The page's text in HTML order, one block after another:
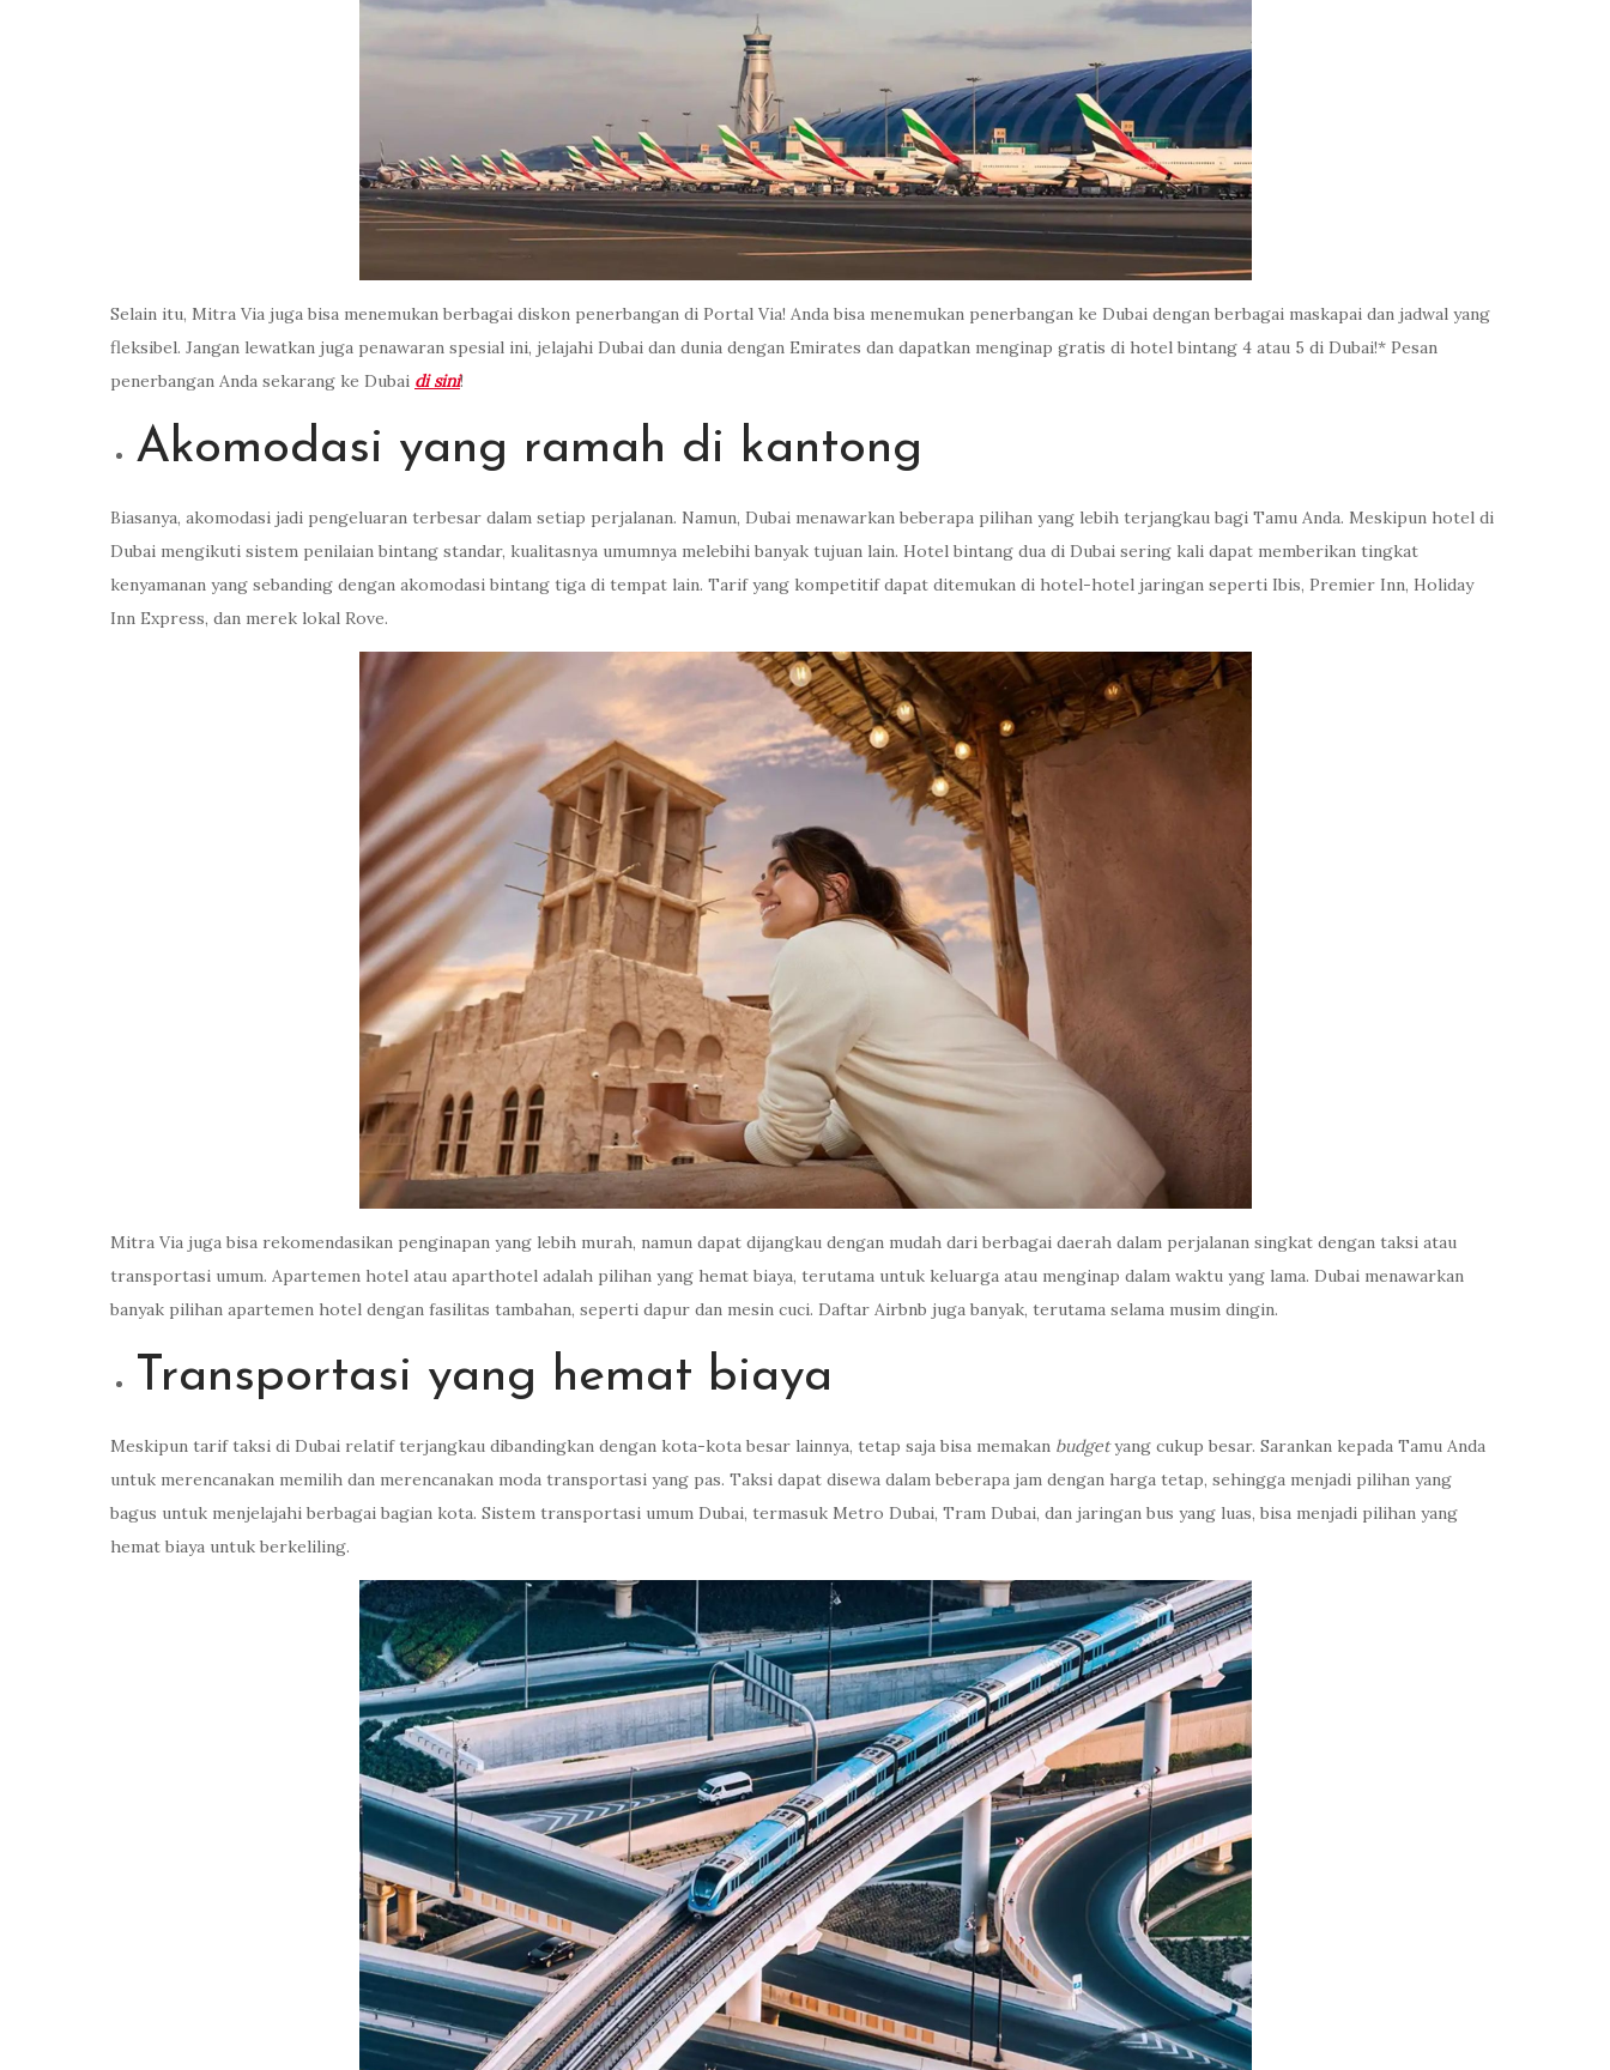
Selain itu, Mitra Via juga bisa menemukan berbagai diskon penerbangan di Portal Via! Anda bisa menemukan penerbangan ke Dubai dengan berbagai maskapai dan jadwal yang
fleksibel. Jangan lewatkan juga penawaran spesial ini, jelajahi Dubai dan dunia dengan Emirates dan dapatkan menginap gratis di hotel bintang 4 atau 5 di Dubai!* Pesan
penerbangan Anda sekarang ke Dubai di sini!
Akomodasi yang ramah di kantong
Biasanya, akomodasi jadi pengeluaran terbesar dalam setiap perjalanan. Namun, Dubai menawarkan beberapa pilihan yang lebih terjangkau bagi Tamu Anda. Meskipun hotel di
Dubai mengikuti sistem penilaian bintang standar, kualitasnya umumnya melebihi banyak tujuan lain. Hotel bintang dua di Dubai sering kali dapat memberikan tingkat
kenyamanan yang sebanding dengan akomodasi bintang tiga di tempat lain. Tarif yang kompetitif dapat ditemukan di hotel-hotel jaringan seperti Ibis, Premier Inn, Holiday
Inn Express, dan merek lokal Rove.
Mitra Via juga bisa rekomendasikan penginapan yang lebih murah, namun dapat dijangkau dengan mudah dari berbagai daerah dalam perjalanan singkat dengan taksi atau
transportasi umum. Apartemen hotel atau aparthotel adalah pilihan yang hemat biaya, terutama untuk keluarga atau menginap dalam waktu yang lama. Dubai menawarkan
banyak pilihan apartemen hotel dengan fasilitas tambahan, seperti dapur dan mesin cuci. Daftar Airbnb juga banyak, terutama selama musim dingin.
Transportasi yang hemat biaya
Meskipun tarif taksi di Dubai relatif terjangkau dibandingkan dengan kota-kota besar lainnya, tetap saja bisa memakan budgetyang cukup besar. Sarankan kepada Tamu Anda
untuk merencanakan memilih dan merencanakan moda transportasi yang pas. Taksi dapat disewa dalam beberapa jam dengan harga tetap, sehingga menjadi pilihan yang
bagus untuk menjelajahi berbagai bagian kota. Sistem transportasi umum Dubai, termasuk Metro Dubai, Tram Dubai, dan jaringan bus yang luas, bisa menjadi pilihan yang
hemat biaya untuk berkeliling.